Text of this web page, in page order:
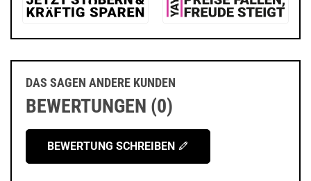
DAS SAGEN ANDERE KUNDEN
BEWERTUNGEN (0)
BEWERTUNG SCHREIBEN